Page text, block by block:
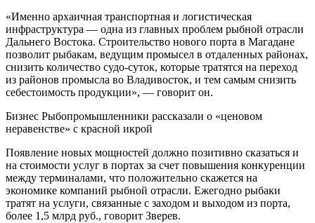
«Именно архаичная транспортная и логистическая
инфраструктура — одна из главных проблем рыбной отрасли
Дальнего Востока. Строительство нового порта в Магадане
позволит рыбакам, ведущим промысел в отдаленных районах,
снизить количество судо-суток, которые тратятся на переход
из районов промысла во Владивосток, и тем самым снизить
себестоимость продукции», — говорит он.
Бизнес Рыбопромышленники рассказали о «ценовом
неравенстве» с красной икрой
Появление новых мощностей должно позитивно сказаться и
на стоимости услуг в портах за счет повышения конкуренции
между терминалами, что положительно скажется на
экономике компаний рыбной отрасли. Ежегодно рыбаки
тратят на услуги, связанные с заходом и выходом из порта,
более 1,5 млрд руб., говорит Зверев.